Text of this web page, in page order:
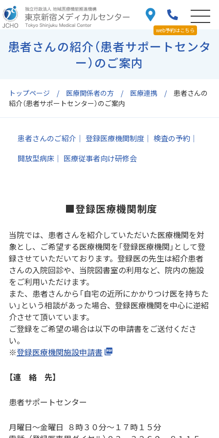
web予約はこちら
トップページ 医療関係者の方 医療連携
患者さんの
紹介（患者サポートセンター）のご案内
患者さんの紹介（患者サポートセンタ
ー）のご案内
患者さんのご紹介 登録医療機関制度
検査の予約
開放型病床
医療従事者向け研修会
■登録医療機関制度
当院では、患者さんを紹介していただいた医療機関を対
象とし、ご希望する医療機関を「登録医療機関」として登
録させていただいております。登録医の先生は紹介患者
さんの入院回診や、当院図書室の利用など、院内の施設
をご利用いただけます。
また、患者さんから「自宅の近所にかかりつけ医を持ちた
い」という相談があった場合、登録医療機関を中心に逆紹
介させて頂いています。
ご登録をご希望の場合は以下の申請書をご送付くださ
い。
※登録医療機関施設申請書
【連 絡 先】
患者サポートセンター
月曜日～金曜日 ８時３０分～１７時１５分